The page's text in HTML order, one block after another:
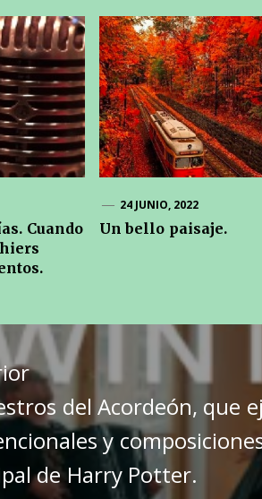
Cuando
24 JUNIO, 2022
Un bello paisaje.
del Acordeón, que
y
de Harry Potter.